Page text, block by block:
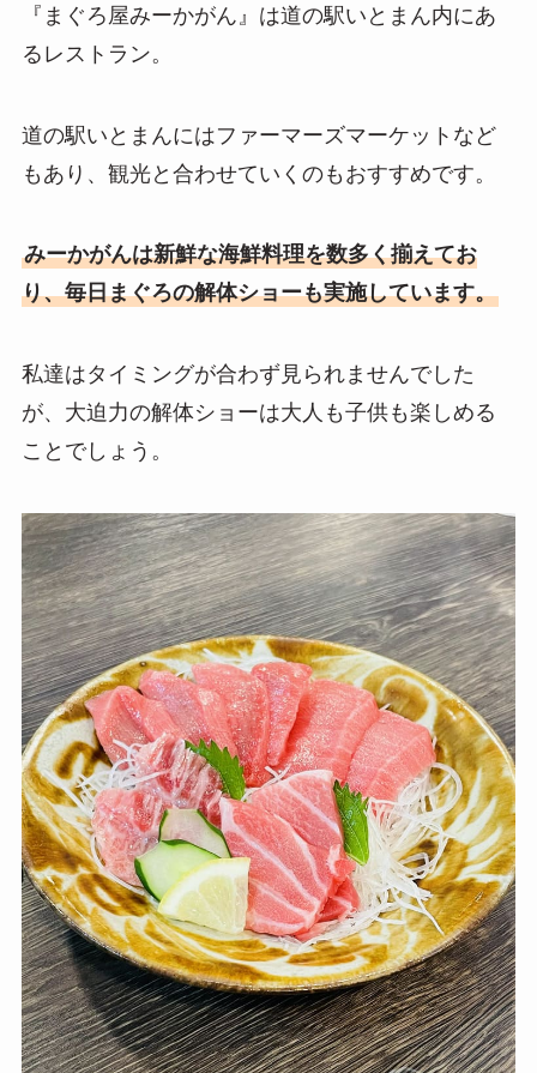
『まぐろ屋みーかがん』は道の駅いとまん内にあ
るレストラン。
道の駅いとまんにはファーマーズマーケットなど
もあり、観光と合わせていくのもおすすめです。
みーかがんは新鮮な海鮮料理を数多く揃えてお
り、毎日まぐろの解体ショーも実施しています。
私達はタイミングが合わず見られませんでした
が、大迫力の解体ショーは大人も子供も楽しめる
ことでしょう。